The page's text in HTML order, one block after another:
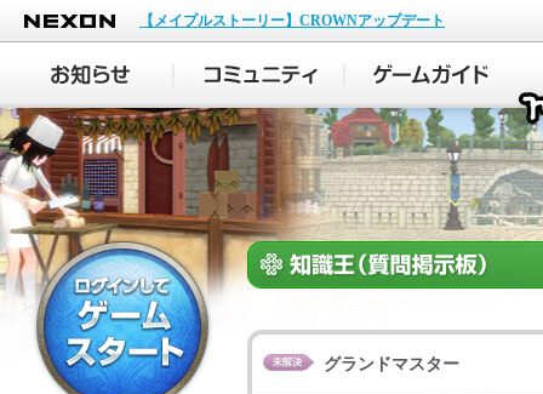
NEXON
【メイプルストーリー】CROWNアップデート
グランドマスター